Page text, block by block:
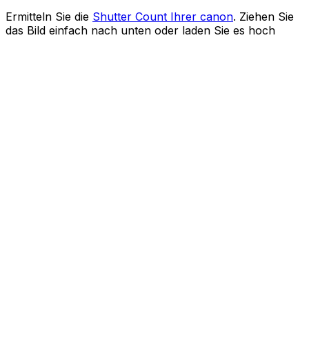
Ermitteln Sie die Shutter Count Ihrer canon. Ziehen Sie
das Bild einfach nach unten oder laden Sie es hoch